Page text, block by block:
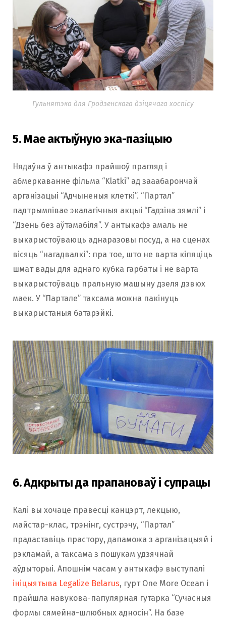
Гульнятэка для Гродзенскага дзіцячага хоспісу
5. Мае актыўную эка-пазіцыю
Нядаўна ў антыкафэ прайшоў прагляд і
абмеркаванне фільма “Klatki” ад зааабарончай
арганізацыі “Адчыненыя клеткі”. “Партал”
падтрымлівае экалагічныя акцыі “Гадзіна зямлі” і
“Дзень без аўтамабіля”. У антыкафэ амаль не
выкарыстоўваюць аднаразовы посуд, а на сценах
вісяць “нагадвалкі”: пра тое, што не варта кіпяціць
шмат вады для аднаго кубка гарбаты і не варта
выкарыстоўваць пральную машыну дзеля дзвюх
маек. У “Партале” таксама можна пакінуць
выкарыстаныя батарэйкі.
6. Адкрыты да прапановаў і супрацы
Калі вы хочаце правесці канцэрт, лекцыю,
майстар-клас, трэнінг, сустрэчу, “Партал”
прадаставіць прастору, дапаможа з арганізацыяй і
рэкламай, а таксама з пошукам удзячнай
аўдыторыі. Апошнім часам у антыкафэ выступалі
ініцыятыва Legalize Belarus, гурт One More Ocean і
прайшла навукова-папулярная гутарка “Сучасныя
формы сямейна-шлюбных адносін”. На базе